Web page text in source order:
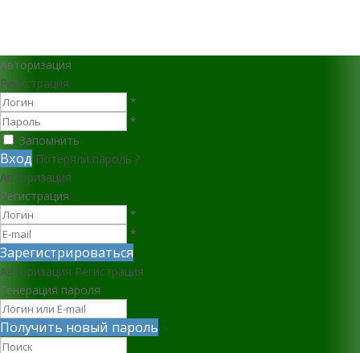
Авторизация
Регистрация
*
*
Запомнить
Вход Потеряли пароль ?
Авторизация
Регистрация
*
*
Зарегистрироваться
Авторизация Регистрация
Генерация пароля
Получить новый пароль